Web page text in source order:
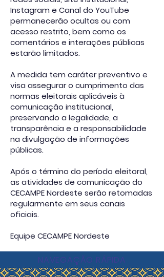
Instagram e Canal do YouTube
permanecerão ocultas ou com
acesso restrito, bem como os
comentários e interações públicas
estarão limitados.
A medida tem caráter preventivo e
visa assegurar o cumprimento das
normas eleitorais aplicáveis à
comunicação institucional,
preservando a legalidade, a
transparência e a responsabilidade
na divulgação de informações
públicas.
Após o término do período eleitoral,
as atividades de comunicação do
CECAMPE Nordeste serão retomadas
regularmente em seus canais
oficiais.
Equipe CECAMPE Nordeste
NAVEGAÇÃO RÁPIDA